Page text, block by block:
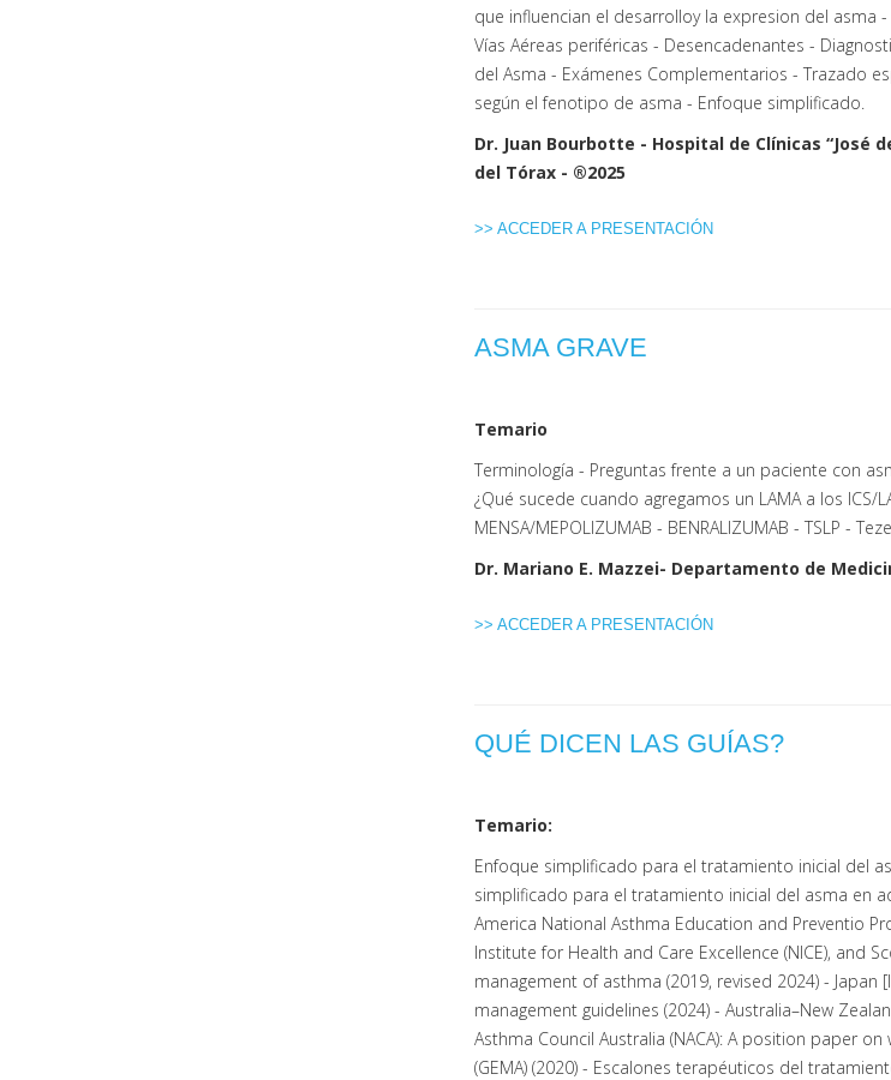
que influencian el desarrolloy la expresion del asma
Vías Aéreas periféricas - Desencadenantes -
del Asma - Exámenes Complementarios - Trazado
según el fenotipo de asma - Enfoque simplificado.
Dr. Juan Bourbotte - Hospital de Clínicas “José
del Tórax - ®2025
>> ACCEDER A PRESENTACIÓN
ASMA GRAVE
Temario
Terminología - Preguntas frente a un paciente con
¿Qué sucede cuando agregamos un LAMA a los ICS/
MENSA/MEPOLIZUMAB - BENRALIZUMAB - TSLP -
Dr. Mariano E. Mazzei- Departamento de
>> ACCEDER A PRESENTACIÓN
QUÉ DICEN LAS GUÍAS?
Temario:
Enfoque simplificado para el tratamiento inicial del
simplificado para el tratamiento inicial del asma en
America National Asthma Education and Preventio
Institute for Health and Care Excellence (NICE), and
management of asthma (2019, revised 2024) - Japan
management guidelines (2024) - Australia–New
Asthma Council Australia (NACA): A position paper
(GEMA) (2020) - Escalones terapéuticos del